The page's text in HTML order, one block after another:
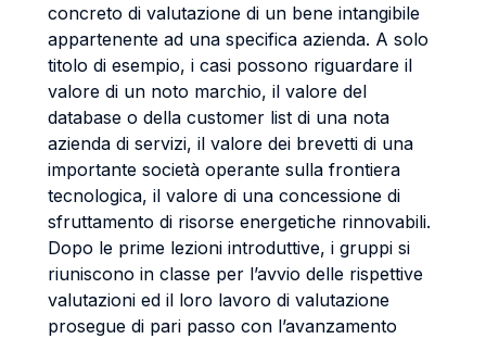
concreto di valutazione di un bene intangibile
appartenente ad una specifica azienda. A solo
titolo di esempio, i casi possono riguardare il
valore di un noto marchio, il valore del
database o della customer list di una nota
azienda di servizi, il valore dei brevetti di una
importante società operante sulla frontiera
tecnologica, il valore di una concessione di
sfruttamento di risorse energetiche rinnovabili.
Dopo le prime lezioni introduttive, i gruppi si
riuniscono in classe per l’avvio delle rispettive
valutazioni ed il loro lavoro di valutazione
prosegue di pari passo con l’avanzamento